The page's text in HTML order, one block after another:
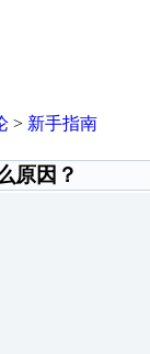
> 新手指南
原因？